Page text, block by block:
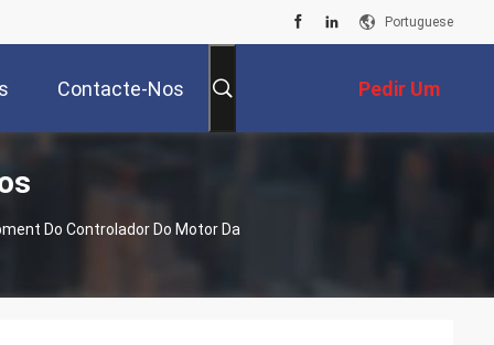
Portuguese
Contacte-Nos Pedir Um
Orçamento
Do Controlador Do Motor Da